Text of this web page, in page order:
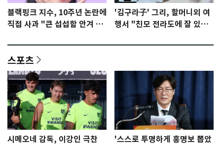
블랙핑크 지수, 10주년 논란에
직접 사과 "큰 섭섭함 안겨 미
'김구라子' 그리, 할머니외 여
행서 "친모 전라도에 잘 있
스포츠
시메오네 감독, 이강인 극찬
'스스로 투명하게 홍명보 뽑았